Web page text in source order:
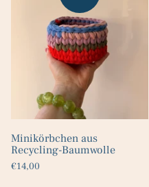
Minikörbchen aus
Recycling-Baumwolle
€14,00